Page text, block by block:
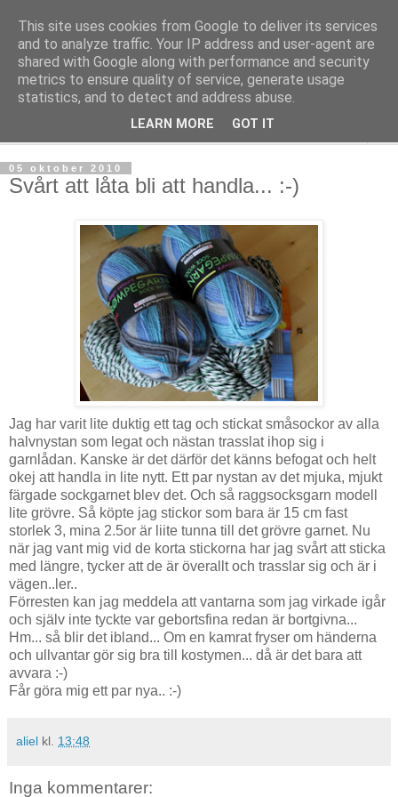
mönsterlöst
virkning och stickning maskor och varv, mönsterlöst
05 oktober 2010
Svårt att låta bli att handla... :-)
Jag har varit lite duktig ett tag och stickat småsockor av alla
halvnystan som legat och nästan trasslat ihop sig i
garnlådan. Kanske är det därför det känns befogat och helt
okej att handla in lite nytt. Ett par nystan av det mjuka, mjukt
färgade sockgarnet blev det. Och så raggsocksgarn modell
lite grövre. Så köpte jag stickor som bara är 15 cm fast
storlek 3, mina 2.5or är liite tunna till det grövre garnet. Nu
när jag vant mig vid de korta stickorna har jag svårt att sticka
med längre, tycker att de är överallt och trasslar sig och är i
vägen..ler..
Förresten kan jag meddela att vantarna som jag virkade igår
och själv inte tyckte var gebortsfina redan är bortgivna...
Hm... så blir det ibland... Om en kamrat fryser om händerna
och ullvantar gör sig bra till kostymen... då är det bara att
avvara :-)
Får göra mig ett par nya.. :-)
aliel kl. 13:48
Inga kommentarer:
This site uses cookies from Google to deliver its services
and to analyze traffic. Your IP address and user-agent are
shared with Google along with performance and security
metrics to ensure quality of service, generate usage
statistics, and to detect and address abuse.
LEARN MORE GOT IT